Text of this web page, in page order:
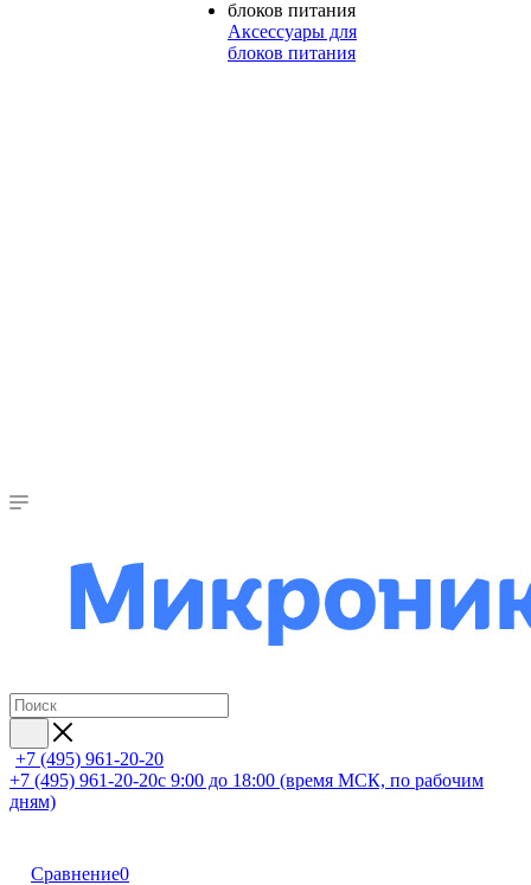
Аксессуары для
блоков питания
+7 (495) 961-20-20
+7 (495) 961-20-20с 9:00 до 18:00 (время МСК, по рабочим
дням)
Сравнение0